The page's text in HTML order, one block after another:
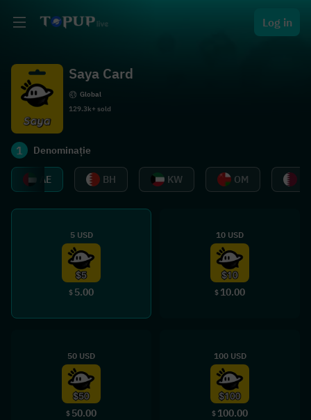
Log in
Saya Card
Global
129.3k+ sold
1 Denominație
AE BH KW OM
5 USD
$ 5.00
10 USD
$ 10.00
50 USD
$ 50.00
100 USD
$ 100.00